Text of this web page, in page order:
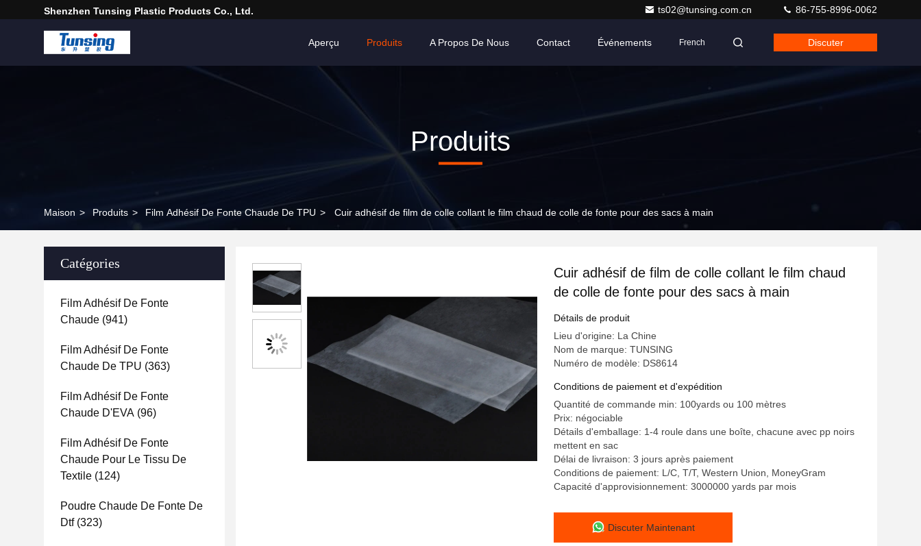
Shenzhen Tunsing Plastic Products Co., Ltd. ts02@tunsing.com.cn 86-755-8996-0062
Aperçu Produits A Propos De Nous Contact Événements French Discuter
Produits
Maison > Produits > Film Adhésif De Fonte Chaude De TPU > Cuir adhésif de film de colle collant le film chaud de colle de fonte pour des sacs à main
Catégories
Film Adhésif De Fonte
Chaude (941)
Film Adhésif De Fonte
Chaude De TPU (363)
Film Adhésif De Fonte
Chaude D'EVA (96)
Film Adhésif De Fonte
Chaude Pour Le Tissu De
Textile (124)
Poudre Chaude De Fonte De
Dtf(323)
Cuir adhésif de film de colle collant le film chaud
de colle de fonte pour des sacs à main
Détails de produit
Lieu d'origine: La Chine
Nom de marque: TUNSING
Numéro de modèle: DS8614
Conditions de paiement et d'expédition
Quantité de commande min: 100yards ou 100 mètres
Prix: négociable
Détails d'emballage: 1-4 roule dans une boîte, chacune avec pp noirs
mettent en sac
Délai de livraison: 3 jours après paiement
Conditions de paiement: L/C, T/T, Western Union, MoneyGram
Capacité d'approvisionnement: 3000000 yards par mois
Discuter Maintenant